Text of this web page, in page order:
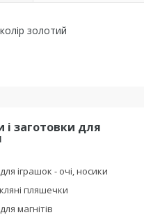
золотий
і заготовки для
іграшок - очі, носики
пляшечки
магнітів